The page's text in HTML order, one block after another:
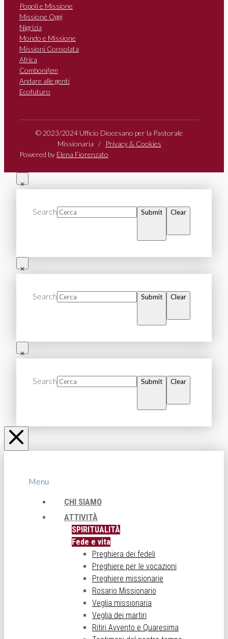
Popoli e Missione
Missione Oggi
Nigrizia
Mondo e Missione
Missioni Consolata
Africa
Combonifem
Andare alle genti
Ecofuturo
© 2023/2024 Ufficio Diocesano per la Pastorale
Missionaria /
Privacy & Cookies
Powered by Elena Fiorenzato
Search Submit Clear
Search Submit Clear
Search Submit Clear
Menu
CHI SIAMO
ATTIVITÀ
SPIRITUALITÀ
Fede e vita
Preghiera dei fedeli
Preghiere per le vocazioni
Preghiere missionarie
Rosario Missionario
Veglia missionaria
Veglia dei martiri
Ritiri Avvento e Quaresima